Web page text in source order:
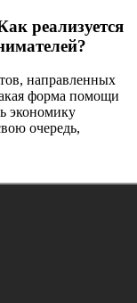
реализуется
направленных
форма помощи
экономику
очередь,